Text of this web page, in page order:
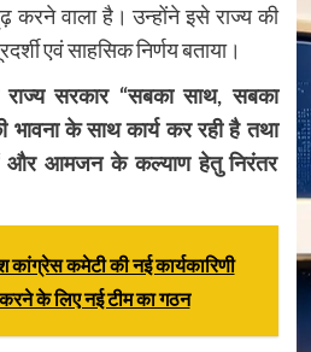
करने वाला है। उन्होंने इसे राज्य की
एवं साहसिक निर्णय बताया।
राज्य सरकार “सबका साथ, सबका
भावना के साथ कार्य कर रही है तथा
और आमजन के कल्याण हेतु निरंतर
कांग्रेस कमेटी की नई कार्यकारिणी
के लिए नई टीम का गठन